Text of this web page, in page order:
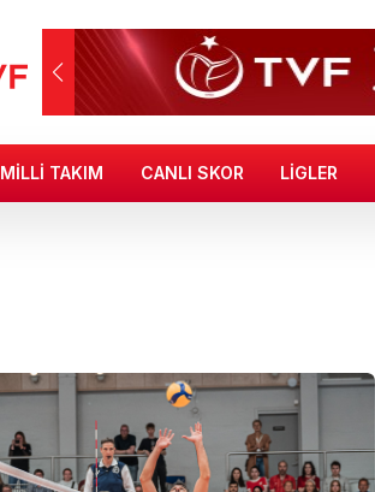
MİLLİ TAKIM CANLI SKOR LİGLER